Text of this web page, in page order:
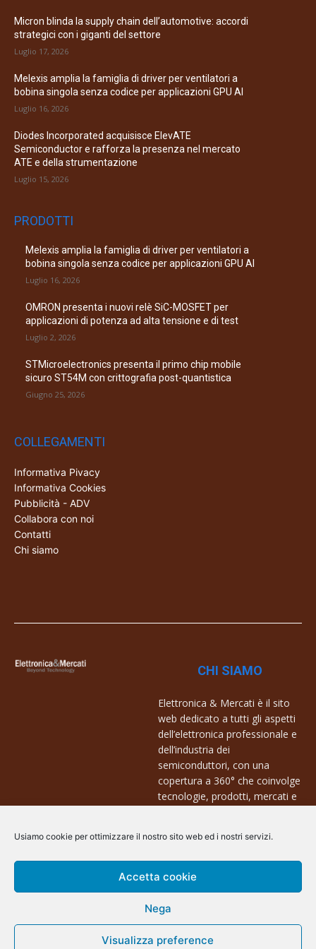
Usiamo cookie per ottimizzare il nostro sito web ed i nostri servizi.
Accetta cookie
Nega
Visualizza preference
Micron blinda la supply chain dell’automotive: accordi
strategici con i giganti del settore
Luglio 17, 2026
Melexis amplia la famiglia di driver per ventilatori a
bobina singola senza codice per applicazioni GPU AI
Luglio 16, 2026
Diodes Incorporated acquisisce ElevATE
Semiconductor e rafforza la presenza nel mercato
ATE e della strumentazione
Luglio 15, 2026
PRODOTTI
Melexis amplia la famiglia di driver per ventilatori a
bobina singola senza codice per applicazioni GPU AI
Luglio 16, 2026
OMRON presenta i nuovi relè SiC-MOSFET per
applicazioni di potenza ad alta tensione e di test
Luglio 2, 2026
STMicroelectronics presenta il primo chip mobile
sicuro ST54M con crittografia post-quantistica
Giugno 25, 2026
COLLEGAMENTI
Informativa Pivacy
Informativa Cookies
Pubblicità - ADV
Collabora con noi
Contatti
Chi siamo
CHI SIAMO
Elettronica & Mercati è il sito
web dedicato a tutti gli aspetti
dell’elettronica professionale e
dell’industria dei
semiconduttori, con una
copertura a 360° che coinvolge
tecnologie, prodotti, mercati e
Contatti:
info@arscommunication.it
@ArsCommunication 2023